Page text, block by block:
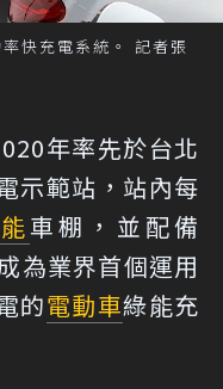
快充電系統。 記者張
年率先於台北
示範站，站內每
車棚，並配備
為業界首個運用
的電動車綠能充